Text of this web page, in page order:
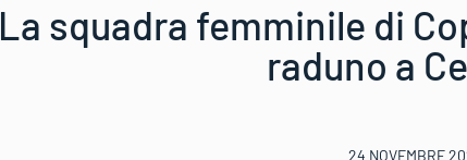
La squadra femminile di
raduno a
24 NOVEMBRE